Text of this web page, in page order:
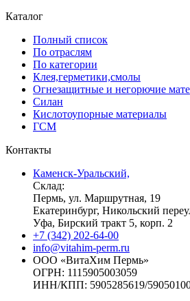
Каталог
Полный список
По отраслям
По категории
Клея,герметики,смолы
Огнезащитные и негорючие
Силан
Кислотоупорные материалы
ГСМ
Контакты
Каменск-Уральский,
Склад:
Пермь, ул. Маршрутная, 19
Екатеринбург, Никольский
Уфа, Бирский тракт 5, корп. 2
+7 (342) 202-64-00
info@vitahim-perm.ru
ООО «ВитаХим Пермь»
ОГРН: 1115905003059
ИНН/КПП: 5905285619/